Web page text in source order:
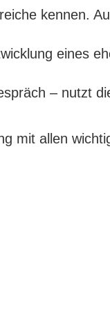
kennen.
eines
– nutzt
mit allen